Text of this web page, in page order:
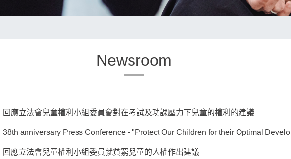
Newsroom
回應立法會兒童權利小組委員會對在考試及功課壓力下兒童的權利的建議
38th anniversary Press Conference - "Protect Our Children for their Optimal
回應立法會兒童權利小組委員就貧窮兒童的人權作出建議